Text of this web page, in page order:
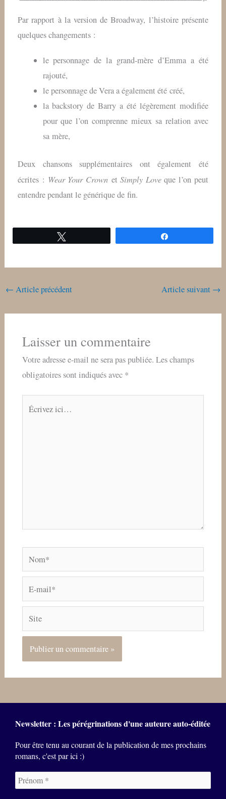
Par rapport à la version de Broadway, l’histoire présente
quelques changements :
le personnage de la grand-mère d’Emma a été
rajouté,
le personnage de Vera a également été créé,
la backstory de Barry a été légèrement modifiée
pour que l’on comprenne mieux sa relation avec
sa mère,
Deux chansons supplémentaires ont également été
écrites : Wear Your CrownetSimply Loveque l’on peut
entendre pendant le générique de fin.
← Article précédent Article suivant →
Laisser un commentaire
Votre adresse e-mail ne sera pas publiée. Les champs
obligatoires sont indiqués avec *
Nom*
mail*
Site
Newsletter : Les pérégrinations d'une auteure auto-éditée
Pour être tenu au courant de la publication de mes prochains
romans, c'est par ici :)